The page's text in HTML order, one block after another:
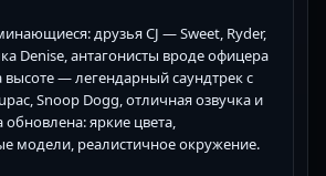
друзья CJ — Sweet, Ryder,
Denise, антагонисты вроде офицера
высоте — легендарный саундтрек с
Snoop Dogg, отличная озвучка и
яркие цвета,
модели, реалистичное окружение.